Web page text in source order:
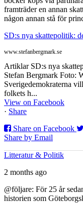
framträder en annan
någon annan stå för
SD:s nya skattepolitik:
www.stefanbergmark.se
Artiklar SD:s nya
Stefan Bergmark Foto:
Sverigedemokraterna
folkets h...
View on Facebook
· Share
Share on Facebook
Share by Email
Litteratur & Politik
2 months ago
@följare: För 25 år
historien som